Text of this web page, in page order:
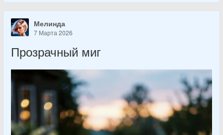
Мелинда
7 Марта 2026
Прозрачный миг